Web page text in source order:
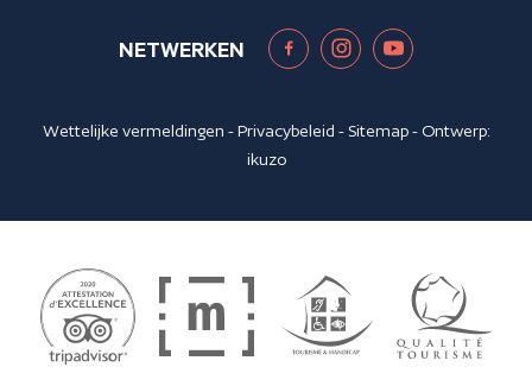
NETWERKEN
Wettelijke vermeldingen -Privacybeleid - Sitemap- Ontwerp:
ikuzo